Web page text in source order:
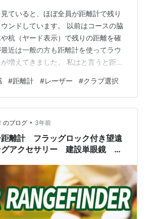
ていると、ほぼ全員が距離計で残り
ンドしています。 以前はコースの脇
杭（ヤード表示）で残りの距離を確
近は一般の方も距離計を使ってラウ
増えてきました。 私はと言うと距離
ずに、今もコースのヤード表示を頼
コースにある表示はそのコースによっ
ーン手前までの表示とグリーンセン
す。 一概には言えませんが、競技を
はグリーン手前が多いのかな？と感
の表示について、皆さんも…
#距離計 #レーザー #クラブ選択
のプログ • 3年前
距離計 フラッグロック付き望遠
アクセサリー 建設単眼鏡 狩